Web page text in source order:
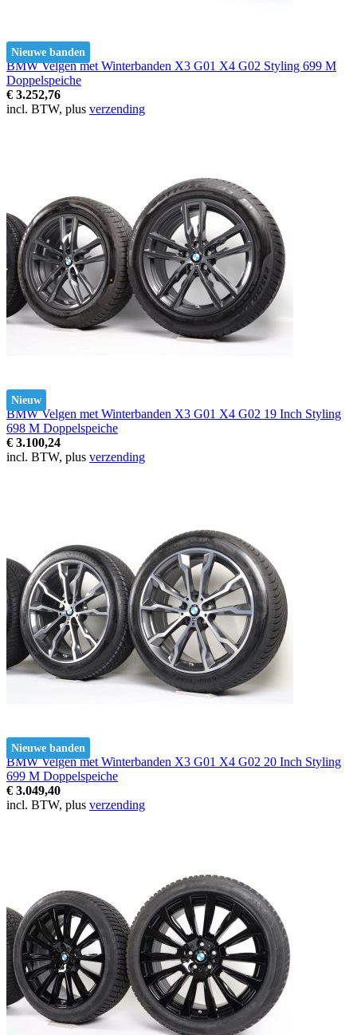
Nieuwe banden
BMW Velgen met Winterbanden X3 G01 X4 G02 Styling 699 M
Doppelspeiche
€ 3.252,76
incl. BTW, plus verzending
Nieuw
BMW Velgen met Winterbanden X3 G01 X4 G02 19 Inch Styling
698 M Doppelspeiche
€ 3.100,24
incl. BTW, plus verzending
Nieuwe banden
BMW Velgen met Winterbanden X3 G01 X4 G02 20 Inch Styling
699 M Doppelspeiche
€ 3.049,40
incl. BTW, plus verzending